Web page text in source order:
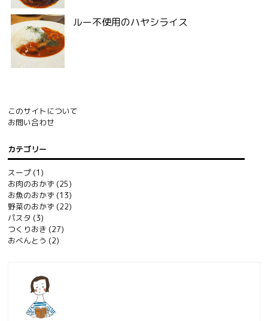
ルー不使用のハヤシライス
このサイトについて
お問い合わせ
カテゴリー
スープ (1)
お肉のおかず (25)
お魚のおかず (13)
野菜のおかず (22)
パスタ (3)
つくりおき (27)
おべんとう (2)